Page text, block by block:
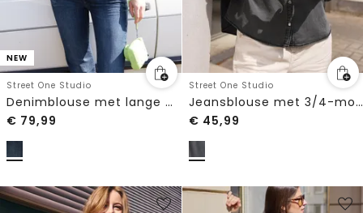
NEW
Street One Studio
Denimblouse met lange mouwen en ruches
€ 79,99
Street One Studio
Jeansblouse met 3/4-mouwen en ronde hals
€ 45,99